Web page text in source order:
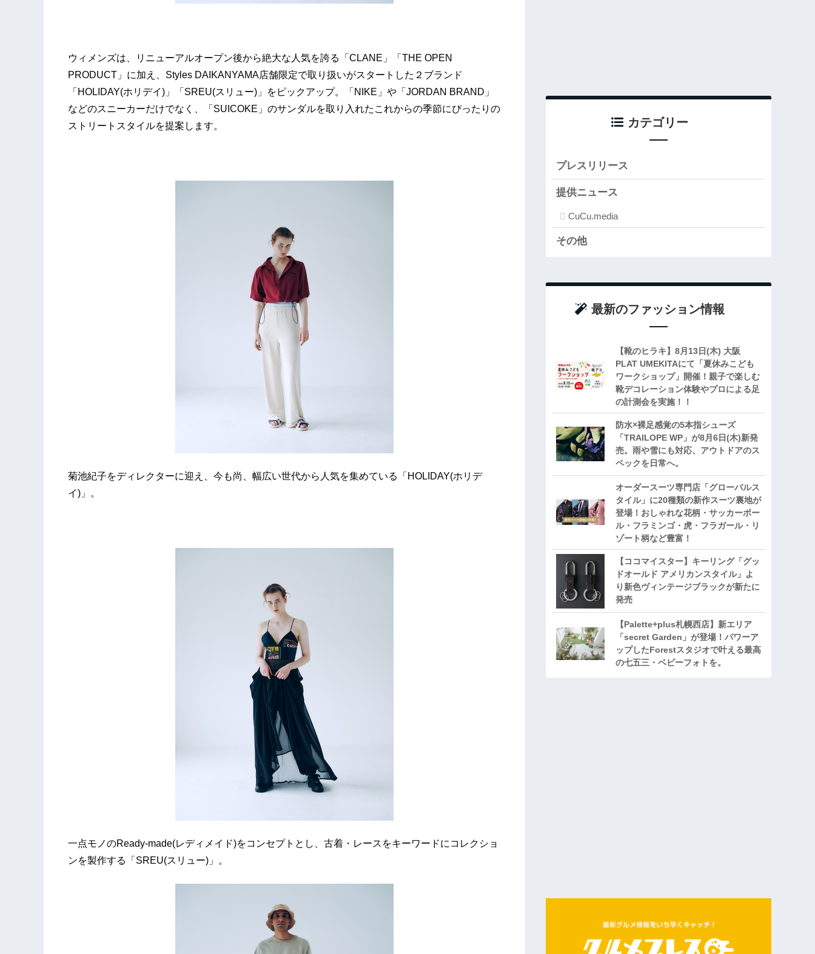
ウィメンズは、リニューアルオープン後から絶大な人気を誇る「CLANE」「THE OPEN
PRODUCT」に加え、Styles DAIKANYAMA店舗限定で取り扱いがスタートした２ブランド
「HOLIDAY(ホリデイ)」「SREU(スリュー)」をピックアップ。「NIKE」や「JORDAN BRAND」
などのスニーカーだけでなく、「SUICOKE」のサンダルを取り入れたこれからの季節にぴったりの
ストリートスタイルを提案します。
菊池紀子をディレクターに迎え、今も尚、幅広い世代から人気を集めている「HOLIDAY(ホリデ
イ)」。
一点モノのReady-made(レディメイド)をコンセプトとし、古着・レースをキーワードにコレクショ
ンを製作する「SREU(スリュー)」。
カテゴリー
プレスリリース
提供ニュース
CuCu.media
その他
最新のファッション情報
【靴のヒラキ】8月13日(木) 大阪
PLAT UMEKITAにて「夏休みこども
ワークショップ」開催！親子で楽しむ
靴デコレーション体験やプロによる足
の計測会を実施！！
防水×裸足感覚の5本指シューズ
「TRAILOPE WP」が8月6日(木)新発
売。雨や雪にも対応、アウトドアのス
ペックを日常へ。
オーダースーツ専門店「グローバルス
タイル」に20種類の新作スーツ裏地が
登場！おしゃれな花柄・サッカーボー
ル・フラミンゴ・虎・フラガール・リ
ゾート柄など豊富！
【ココマイスター】キーリング「グッ
ドオールド アメリカンスタイル」よ
り新色ヴィンテージブラックが新たに
発売
【Palette+plus札幌西店】新エリア
「secret Garden」が登場！パワーア
ップしたForestスタジオで叶える最高
の七五三・ベビーフォトを。